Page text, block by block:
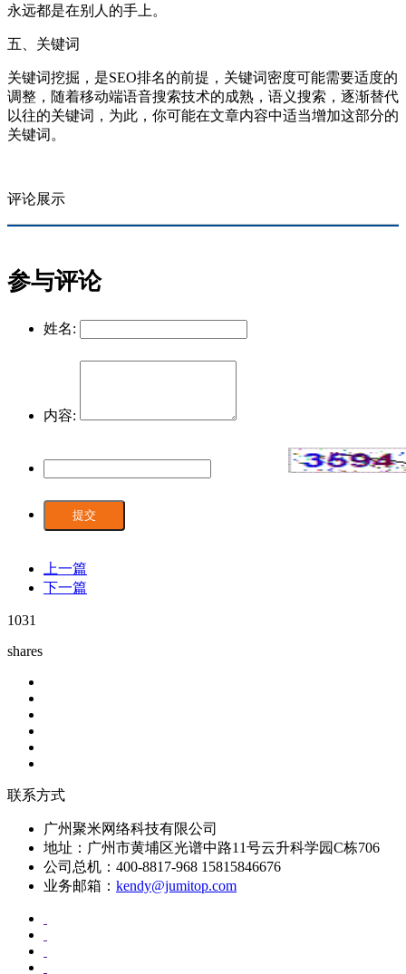
永远都是在别人的手上。
五、关键词
关键词挖掘，是SEO排名的前提，关键词密度可能需要适度的
调整，随着移动端语音搜索技术的成熟，语义搜索，逐渐替代
以往的关键词，为此，你可能在文章内容中适当增加这部分的
关键词。
评论展示
参与评论
姓名:
内容:
提交
上一篇
下一篇
1031
shares
联系方式
广州聚米网络科技有限公司
地址：广州市黄埔区光谱中路11号云升科学园C栋706
公司总机：400-8817-968 15815846676
业务邮箱： kendy@jumitop.com